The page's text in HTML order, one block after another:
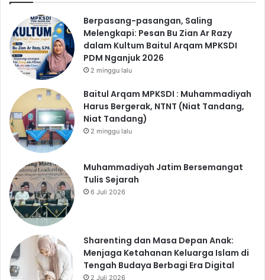
Berpasang-pasangan, Saling
Melengkapi: Pesan Bu Zian Ar Razy
dalam Kultum Baitul Arqam MPKSDI
PDM Nganjuk 2026
2 minggu lalu
Baitul Arqam MPKSDI : Muhammadiyah
Harus Bergerak, NTNT (Niat Tandang,
Niat Tandang)
2 minggu lalu
Muhammadiyah Jatim Bersemangat
Tulis Sejarah
6 Juli 2026
Sharenting dan Masa Depan Anak:
Menjaga Ketahanan Keluarga Islam di
Tengah Budaya Berbagi Era Digital
2 Juli 2026